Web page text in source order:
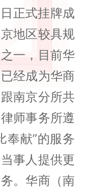
正式挂牌成
地区较具规
一，目前华
经成为华商
南京分所共
师事务所遵
奉献”的服务
事人提供更
。华商（南